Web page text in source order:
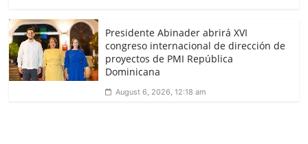
Presidente Abinader abrirá XVI
congreso internacional de dirección de
proyectos de PMI República
Dominicana
August 6, 2026, 12:18 am